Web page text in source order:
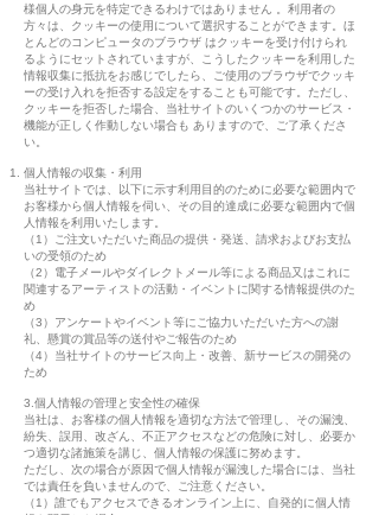
様個人の身元を特定できるわけではありません 。利用者の
方々は、クッキーの使用について選択することができます。ほ
とんどのコンピュータのブラウザ はクッキーを受け付けられ
るようにセットされていますが、こうしたクッキーを利用した
情報収集に抵抗をお感じでしたら、ご使用のブラウザでクッキ
ーの受け入れを拒否する設定をすることも可能です。ただし、
クッキーを拒否した場合、当社サイトのいくつかのサービス・
機能が正しく作動しない場合も ありますので、ご了承くださ
い。
個人情報の収集・利用
当社サイトでは、以下に示す利用目的のために必要な範囲内で
お客様から個人情報を伺い、その目的達成に必要な範囲内で個
人情報を利用いたします。
（1）ご注文いただいた商品の提供・発送、請求およびお支払
いの受領のため
（2）電子メールやダイレクトメール等による商品又はこれに
関連するアーティストの活動・イベントに関する情報提供のた
め
（3）アンケートやイベント等にご協力いただいた方への謝
礼、懸賞の賞品等の送付やご報告のため
（4）当社サイトのサービス向上・改善、新サービスの開発の
ため
3.個人情報の管理と安全性の確保
当社は、お客様の個人情報を適切な方法で管理し、その漏洩、
紛失、誤用、改ざん、不正アクセスなどの危険に対し、必要か
つ適切な諸施策を講じ、個人情報の保護に努めます。
ただし、次の場合が原因で個人情報が漏洩した場合には、当社
では責任を負いませんので、ご注意ください。
（1）誰でもアクセスできるオンライン上に、自発的に個人情